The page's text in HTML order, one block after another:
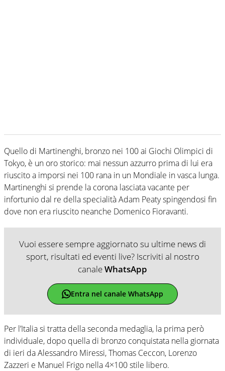
Quello di Martinenghi, bronzo nei 100 ai Giochi Olimpici di
Tokyo, è un oro storico: mai nessun azzurro prima di lui era
riuscito a imporsi nei 100 rana in un Mondiale in vasca lunga.
Martinenghi si prende la corona lasciata vacante per
infortunio dal re della specialità Adam Peaty spingendosi fin
dove non era riuscito neanche Domenico Fioravanti.
Vuoi essere sempre aggiornato su ultime news di
sport, risultati ed eventi live? Iscriviti al nostro
canaleWhatsApp
Entra nel canale WhatsApp
Per l’Italia si tratta della seconda medaglia, la prima però
individuale, dopo quella di bronzo conquistata nella giornata
di ieri da Alessandro Miressi, Thomas Ceccon, Lorenzo
Zazzeri e Manuel Frigo nella 4×100 stile libero.